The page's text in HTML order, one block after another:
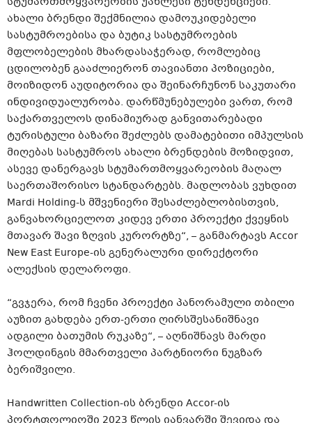
ახალი ბრენდი შექმნილია დამოუკიდებელი
სასტუმროებისა და ბუტიკ სასტუმროების
მფლობელების მხარდასაჭერად, რომლებიც
ცდილობენ გააძლიერონ თავიანთი პოზიციები,
მოიზიდონ აუდიტორია და შეინარჩუნონ საკუთარი
ინდივიდუალურობა. დარწმუნებულები ვართ, რომ
საქართველოს დინამიურად განვითარებადი
ტურისტული ბაზარი შეძლებს დამატებითი იმპულსის
მიღებას სასტუმროს ახალი ბრენდების მოზიდვით,
ასევე დანერგავს სტუმართმოყვარეობის მაღალ
საერთაშორისო სტანდარტებს. მადლობას ვუხდით
Mardi Holding-ს მშვენიერი შესაძლებლობისთვის,
განვახორციელოთ კიდევ ერთი პროექტი ქვეყნის
მთავარ შავი ზღვის კურორტზე“, – განმარტავს Accor
New East Europe-ის გენერალური დირექტორი
ალექსის დელაროფი.
“გვჯერა, რომ ჩვენი პროექტი პანორამული თბილი
აუზით გახდება ერთ-ერთი ღირსშესანიშნავი
ადგილი ბათუმის რუკაზე“, – აღნიშნავს მარდი
ჰოლდინგის მმართველი პარტნიორი ნუგზარ
ბერიშვილი.
Handwritten Collection-ის ბრენდი Accor-ის